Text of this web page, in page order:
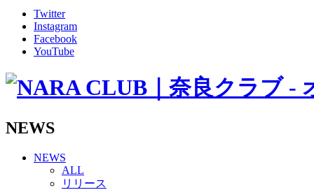
グッズ
ファンコミュニティ
普及・育成
ホームタウン
その他
バモス
チアダンススクール
Twitter
Instagram
Facebook
YouTube
NEWS
NEWS
ALL
リリース